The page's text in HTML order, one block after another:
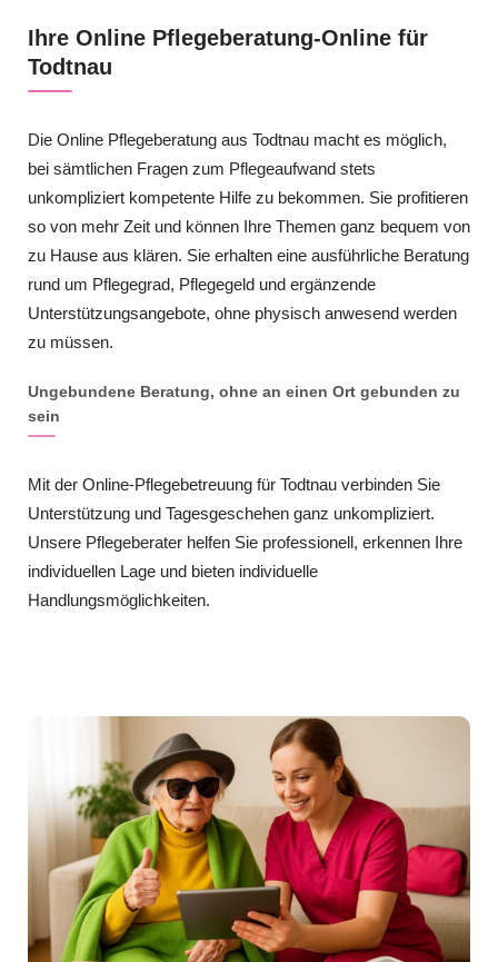
Ihre Online Pflegeberatung-Online für
Todtnau
Die Online Pflegeberatung aus Todtnau macht es möglich,
bei sämtlichen Fragen zum Pflegeaufwand stets
unkompliziert kompetente Hilfe zu bekommen. Sie profitieren
so von mehr Zeit und können Ihre Themen ganz bequem von
zu Hause aus klären. Sie erhalten eine ausführliche Beratung
rund um Pflegegrad, Pflegegeld und ergänzende
Unterstützungsangebote, ohne physisch anwesend werden
zu müssen.
Ungebundene Beratung, ohne an einen Ort gebunden zu
sein
Mit der Online-Pflegebetreuung für Todtnau verbinden Sie
Unterstützung und Tagesgeschehen ganz unkompliziert.
Unsere Pflegeberater helfen Sie professionell, erkennen Ihre
individuellen Lage und bieten individuelle
Handlungsmöglichkeiten.